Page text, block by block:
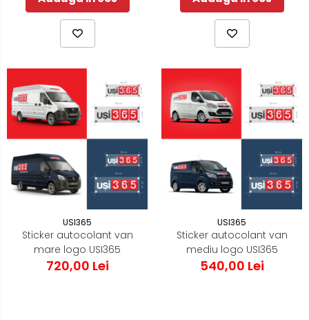
USI365
Sticker autocolant van
mare logo USI365
720,00 Lei
USI365
Sticker autocolant van
mediu logo USI365
540,00 Lei